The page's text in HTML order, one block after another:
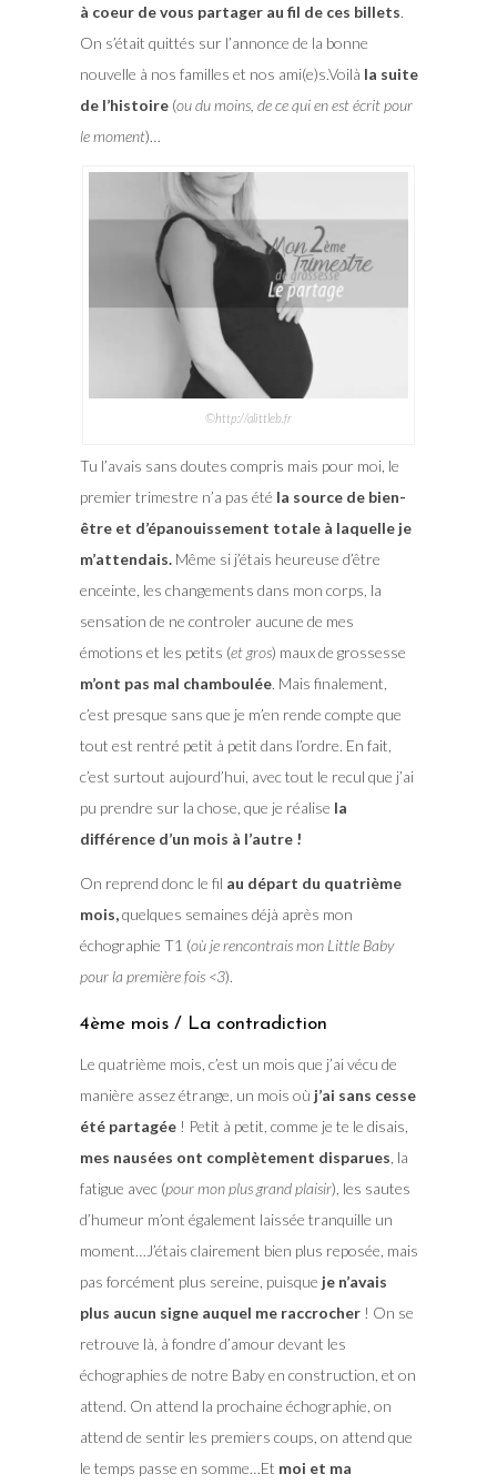
à coeur de vous partager au fil de ces billets.
On s’était quittés sur l’annonce de la bonne
nouvelle à nos familles et nos ami(e)s.Voilà la suite
de l’histoire(ou du moins, de ce qui en est écrit pour
le moment)…
©http://alittleb.fr
Tu l’avais sans doutes compris mais pour moi, le
premier trimestre n’a pas été la source de bien-
être et d’épanouissement totale à laquelle je
m’attendais.Même si j’étais heureuse d’être
enceinte, les changements dans mon corps, la
sensation de ne controler aucune de mes
émotions et les petits (et gros) maux de grossesse
m’ont pas mal chamboulée. Mais finalement,
c’est presque sans que je m’en rende compte que
tout est rentré petit à petit dans l’ordre. En fait,
c’est surtout aujourd’hui, avec tout le recul que j’ai
pu prendre sur la chose, que je réalise la
différence d’un mois à l’autre !
On reprend donc le fil au départ du quatrième
mois,quelques semaines déjà après mon
échographie T1 (où je rencontrais mon Little Baby
pour la première fois <3).
4ème mois / La contradiction
Le quatrième mois, c’est un mois que j’ai vécu de
manière assez étrange, un mois où j’ai sans cesse
été partagée ! Petit à petit, comme je te le disais,
mes nausées ont complètement disparues , la
fatigue avec (pour mon plus grand plaisir), les sautes
d’humeur m’ont également laissée tranquille un
moment…J’étais clairement bien plus reposée, mais
pas forcément plus sereine, puisque je n’avais
plus aucun signe auquel me raccrocher! On se
retrouve là, à fondre d’amour devant les
échographies de notre Baby en construction, et on
attend. On attend la prochaine échographie, on
attend de sentir les premiers coups, on attend que
le temps passe en somme…Et moi et ma